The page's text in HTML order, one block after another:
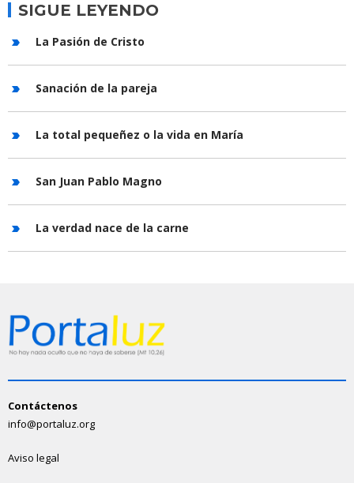
SIGUE LEYENDO
La Pasión de Cristo
Sanación de la pareja
La total pequeñez o la vida en María
San Juan Pablo Magno
La verdad nace de la carne
Contáctenos
info@portaluz.org
Aviso legal